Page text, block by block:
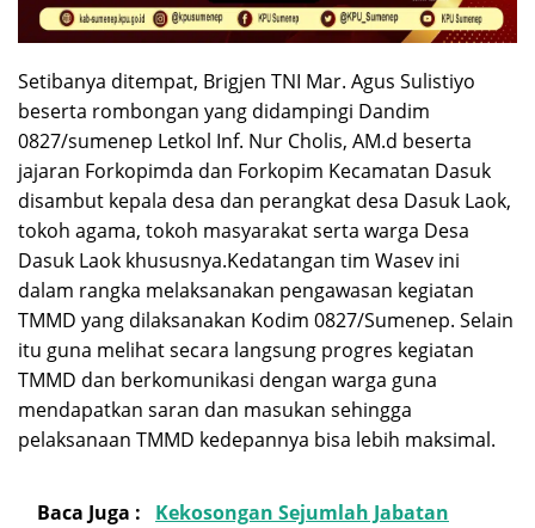
Setibanya ditempat, Brigjen TNI Mar. Agus Sulistiyo
beserta rombongan yang didampingi Dandim
0827/sumenep Letkol Inf. Nur Cholis, AM.d beserta
jajaran Forkopimda dan Forkopim Kecamatan Dasuk
disambut kepala desa dan perangkat desa Dasuk Laok,
tokoh agama, tokoh masyarakat serta warga Desa
Dasuk Laok khususnya.Kedatangan tim Wasev ini
dalam rangka melaksanakan pengawasan kegiatan
TMMD yang dilaksanakan Kodim 0827/Sumenep. Selain
itu guna melihat secara langsung progres kegiatan
TMMD dan berkomunikasi dengan warga guna
mendapatkan saran dan masukan sehingga
pelaksanaan TMMD kedepannya bisa lebih maksimal.
Baca Juga :
Kekosongan Sejumlah Jabatan